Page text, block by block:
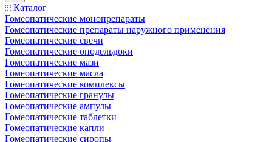
Каталог
Гомеопатические монопрепараты
Гомеопатические препараты наружного применения
Гомеопатические свечи
Гомеопатические оподельдоки
Гомеопатические мази
Гомеопатические масла
Гомеопатические комплексы
Гомеопатические гранулы
Гомеопатические ампулы
Гомеопатические таблетки
Гомеопатические капли
Гомеопатические сиропы